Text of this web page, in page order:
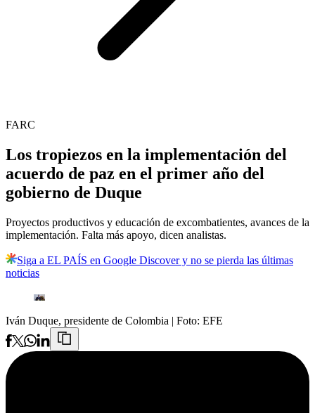
FARC
Los tropiezos en la implementación del
acuerdo de paz en el primer año del
gobierno de Duque
Proyectos productivos y educación de excombatientes, avances de la
implementación. Falta más apoyo, dicen analistas.
Siga a EL PAÍS en Google Discover y no se pierda las últimas
noticias
Iván Duque, presidente de Colombia | Foto: EFE